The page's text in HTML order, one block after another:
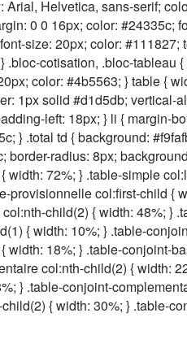
Helvetica, sans-serif;
0 0 16px; color: #24335c;
size: 20px; color:
cotisation, .bloc-tableau
color: #4b5563; } table {
1px solid #d1d5db; vertical-
left: 18px; } li { margin-
} .total td { background:
radius: 8px;
72%; } .table-simple
col:first-child {
child(2) { width: 48%; }
{ width: 10%; } .table-
18%; } .table-conjoint-
col:nth-child(2) { width:
} .table-conjoint-
{ width: 30%; } .table-